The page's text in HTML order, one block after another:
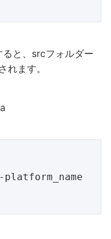
と、srcフォルダー
れます。